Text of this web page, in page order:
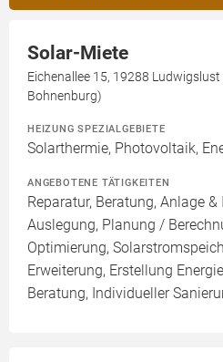
Solar-Miete
Eichenallee 15, 19288
Bohnenburg)
HEIZUNG SPEZIALGEBIETE
Solarthermie, Photovoltaik,
ANGEBOTENE TÄTIGKEITEN
Reparatur, Beratung, Anlage
Auslegung, Planung /
Optimierung,
Erweiterung, Erstellung
Beratung, Individueller